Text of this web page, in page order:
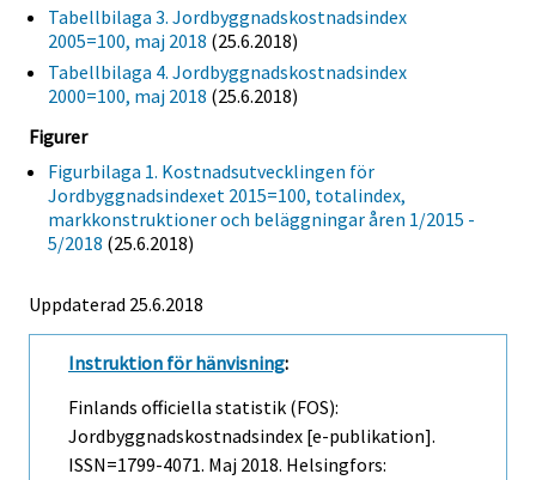
Tabellbilaga 3. Jordbyggnadskostnadsindex
2005=100, maj 2018 (25.6.2018)
Tabellbilaga 4. Jordbyggnadskostnadsindex
2000=100, maj 2018 (25.6.2018)
Figurer
Figurbilaga 1. Kostnadsutvecklingen för
Jordbyggnadsindexet 2015=100, totalindex,
markkonstruktioner och beläggningar åren 1/2015 -
5/2018 (25.6.2018)
Uppdaterad 25.6.2018
Instruktion för hänvisning:
Finlands officiella statistik (FOS):
Jordbyggnadskostnadsindex [e-publikation].
ISSN=1799-4071. Maj 2018. Helsingfors: